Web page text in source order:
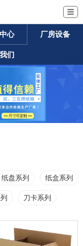
☰
心 厂房设备
们
纸盘系列 纸盒系列
刀卡系列